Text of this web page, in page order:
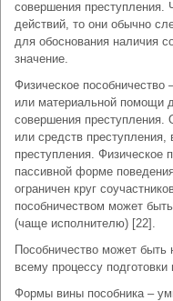
совершения преступления.
действий, то они обычно
для обоснования наличия
значение.
Физическое пособничество
или материальной помощи
совершения преступления.
или средств
преступления. Физическое
пассивной форме
ограничен круг
пособничеством может
(чаще исполнителю) [22].
Пособничество может быть
всему процессу
Формы вины пособника –